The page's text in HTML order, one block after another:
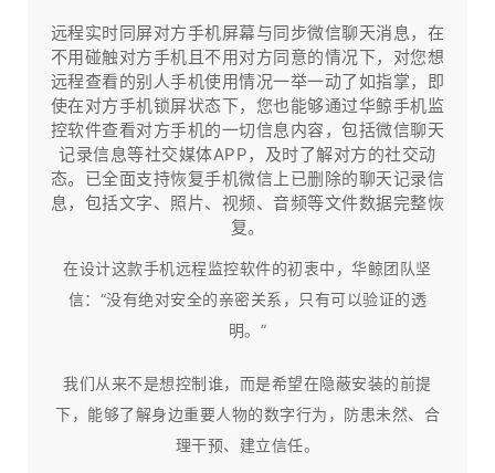
远程实时同屏对方手机屏幕与同步微信聊天消息，在
不用碰触对方手机且不用对方同意的情况下，对您想
远程查看的别人手机使用情况一举一动了如指掌，即
使在对方手机锁屏状态下，您也能够通过华鲸手机监
控软件查看对方手机的一切信息内容，包括微信聊天
记录信息等社交媒体APP，及时了解对方的社交动
态。已全面支持恢复手机微信上已删除的聊天记录信
息，包括文字、照片、视频、音频等文件数据完整恢
复。
在设计这款手机远程监控软件的初衷中，华鲸团队坚
信：“没有绝对安全的亲密关系，只有可以验证的透
明。”
我们从来不是想控制谁，而是希望在隐蔽安装的前提
下，能够了解身边重要人物的数字行为，防患未然、合
理干预、建立信任。​